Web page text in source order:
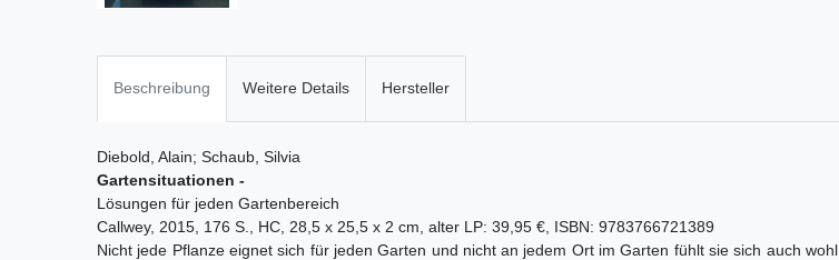
Beschreibung Weitere Details Hersteller
Diebold, Alain; Schaub, Silvia
Gartensituationen -
Lösungen für jeden Gartenbereich
Callwey, 2015, 176 S., HC, 28,5 x 25,5 x 2 cm, alter LP: 39,95 €, ISBN: 9783766721389
Nicht jede Pflanze eignet sich für jeden Garten und nicht an jedem Ort im Garten fühlt sie sich auch wohl.